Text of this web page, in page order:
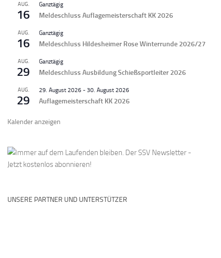
AUG.
16
Ganztägig
Meldeschluss Auflagemeisterschaft KK 2026
AUG.
16
Ganztägig
Meldeschluss Hildesheimer Rose Winterrunde 2026/27
AUG.
29
Ganztägig
Meldeschluss Ausbildung Schießsportleiter 2026
AUG.
29
29. August 2026 - 30. August 2026
Auflagemeisterschaft KK 2026
Kalender anzeigen
UNSERE PARTNER UND UNTERSTÜTZER